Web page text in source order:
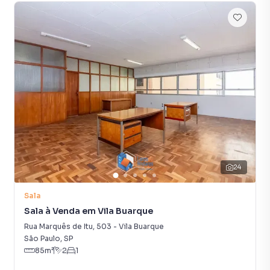
Composto por 11 pavimentos, o prédio tem ocupação
exclusivamente corporativa, abrigando escritórios de
empresas tradicionais, consultórios e atividades
profissionais liberais. Sua localização estratégica oferece
fácil acesso às principais vias do Centro e à infraestrutura
cultural, comercial e de transportes da região.
🏢 Descrição do Conjunto 53 5.º Andar do Edifício Glória
O Conjunto 53, localizado no 5.º andar, é um espaço amplo
e elegante, com 200 m² de área útil, ideal para instalação
de escritórios, consultórios ou sedes administrativas que
valorizem tradição, sofisticação e funcionalidade.
✅ 5 salas privativas, todas com metragem média de 20 m²,
ideais para uso como salas de reunião, diretoria ou setores
operacionais, todos com fibra ótica instalada.
24
Sala
Sala à Venda em Vila Buarque
Rua Marquês de Itu, 503 - Vila Buarque
São Paulo, SP
85m² 2 1